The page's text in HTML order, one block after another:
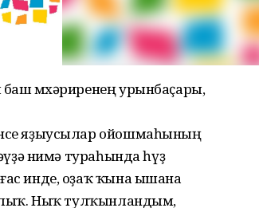
мөхәриренең урынбаҫары,
яҙыусылар ойошмаһының
нимә тураһында һүҙ
инде, оҙаҡ ҡына ышана
Ныҡ тулҡынландым,